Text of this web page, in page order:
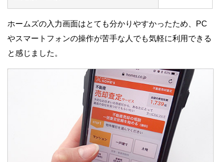
ホームズの入力画面はとても分かりやすかったため、PC
やスマートフォンの操作が苦手な人でも気軽に利用できる
と感じました。